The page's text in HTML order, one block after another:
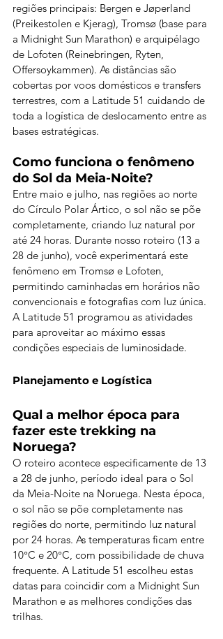
regiões principais: Bergen e Jøperland
(Preikestolen e Kjerag), Tromsø (base para
a Midnight Sun Marathon) e arquipélago
de Lofoten (Reinebringen, Ryten,
Offersoykammen). As distâncias são
cobertas por voos domésticos e transfers
terrestres, com a Latitude 51 cuidando de
toda a logística de deslocamento entre as
bases estratégicas.
Como funciona o fenômeno
do Sol da Meia-Noite?
Entre maio e julho, nas regiões ao norte
do Círculo Polar Ártico, o sol não se põe
completamente, criando luz natural por
até 24 horas. Durante nosso roteiro (13 a
28 de junho), você experimentará este
fenômeno em Tromsø e Lofoten,
permitindo caminhadas em horários não
convencionais e fotografias com luz única.
A Latitude 51 programou as atividades
para aproveitar ao máximo essas
condições especiais de luminosidade.
Planejamento e Logística
Qual a melhor época para
fazer este trekking na
Noruega?
O roteiro acontece especificamente de 13
a 28 de junho, período ideal para o Sol
da Meia-Noite na Noruega. Nesta época,
o sol não se põe completamente nas
regiões do norte, permitindo luz natural
por 24 horas. As temperaturas ficam entre
10°C e 20°C, com possibilidade de chuva
frequente. A Latitude 51 escolheu estas
datas para coincidir com a Midnight Sun
Marathon e as melhores condições das
trilhas.